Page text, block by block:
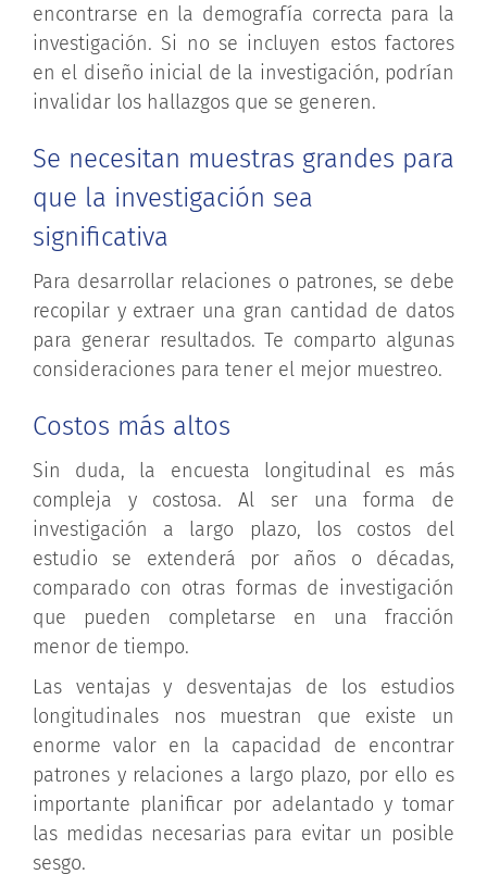
encontrarse en la demografía correcta para la
investigación. Si no se incluyen estos factores
en el diseño inicial de la investigación, podrían
invalidar los hallazgos que se generen.
Se necesitan muestras grandes para
que la investigación sea
significativa
Para desarrollar relaciones o patrones, se debe
recopilar y extraer una gran cantidad de datos
para generar resultados. Te comparto algunas
consideraciones para tener el mejor muestreo.
Costos más altos
Sin duda, la encuesta longitudinal es más
compleja y costosa. Al ser una forma de
investigación a largo plazo, los costos del
estudio se extenderá por años o décadas,
comparado con otras formas de investigación
que pueden completarse en una fracción
menor de tiempo.
Las ventajas y desventajas de los estudios
longitudinales nos muestran que existe un
enorme valor en la capacidad de encontrar
patrones y relaciones a largo plazo, por ello es
importante planificar por adelantado y tomar
las medidas necesarias para evitar un posible
sesgo.